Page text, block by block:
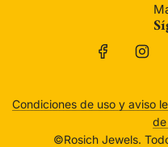
Condiciones de uso y aviso
©Rosich Jewels.